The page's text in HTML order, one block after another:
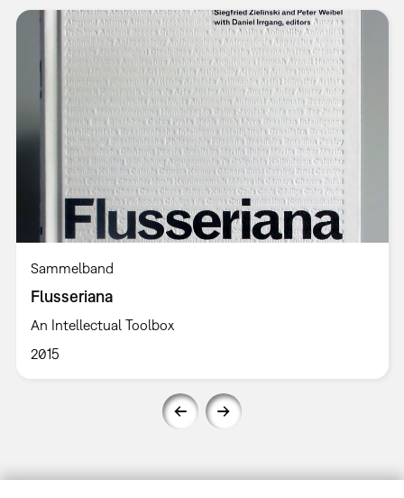
Sammelband
Flusseriana
An Intellectual Toolbox
2015